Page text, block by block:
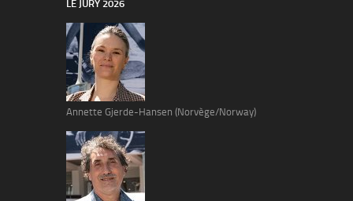
LE JURY 2026
Annette Gjerde-Hansen (Norvège/Norway)